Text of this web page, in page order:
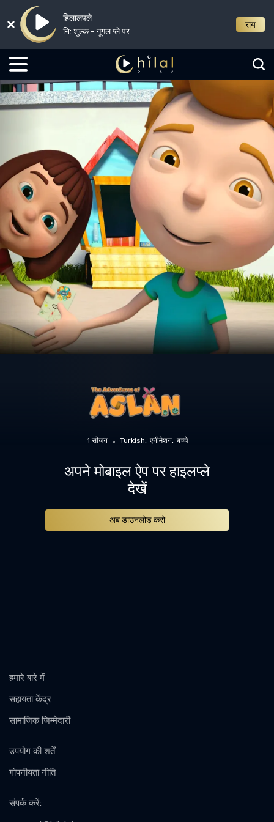
हिलालपले
नि: शुल्क - गूगल प्ले पर
राय
1 सीजन Turkish एनीमेशन बच्चे
अपने मोबाइल ऐप पर हाइलप्ले
देखें
अब डाउनलोड करो
हमारे बारे में
सहायता केंद्र
सामाजिक जिम्मेदारी
उपयोग की शर्तें
गोपनीयता नीति
संपर्क करें: